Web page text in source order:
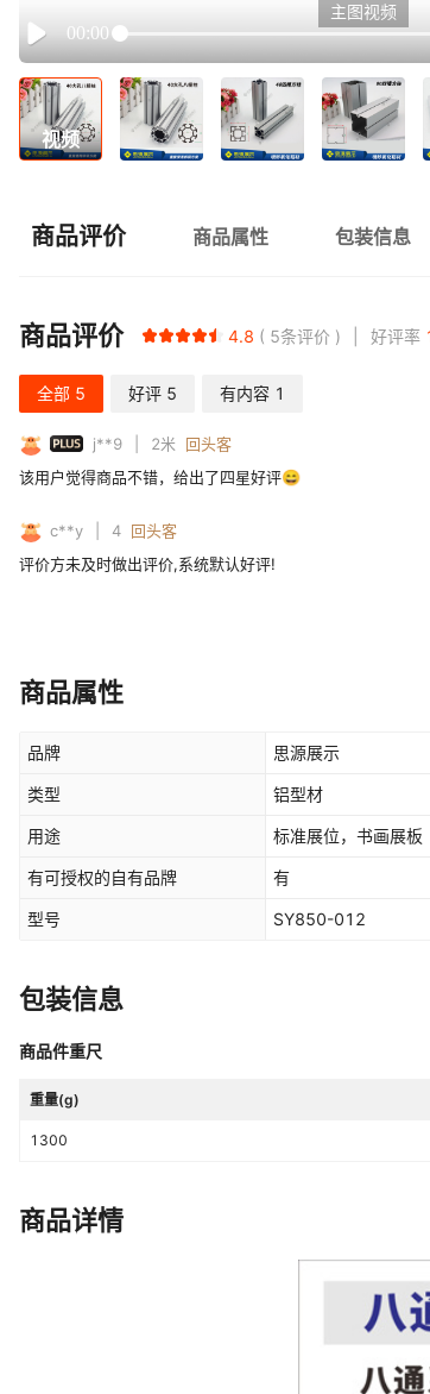
Play
00:00
主图视频
视频
商品评价 商品属性 包装信息
商品评价 4.8 5条评价 好评率
全部 5 好评 5 有内容 1
PLUS j**9 2米
回头客
该用户觉得商品不错，给出了四星好评😄
c**y 4 回头客
评价方未及时做出评价,系统默认好评!
商品属性
品牌 思源展示
类型 铝型材
用途 标准展位，书画展板
有可授权的自有品牌 有
型号 SY850-012
包装信息
商品件重尺
重量(g)
1300
商品详情